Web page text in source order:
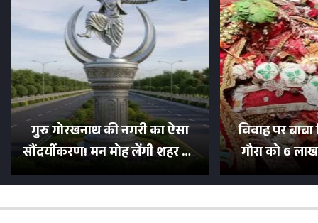
गुरु गोरखनाथ की नगरी का ऐसा
सौंदर्यीकरण! मन मोह लेंगी शहर की
सड़कें; देखें Photos
विवाह पर
गौरा को 6
500 भक्तों